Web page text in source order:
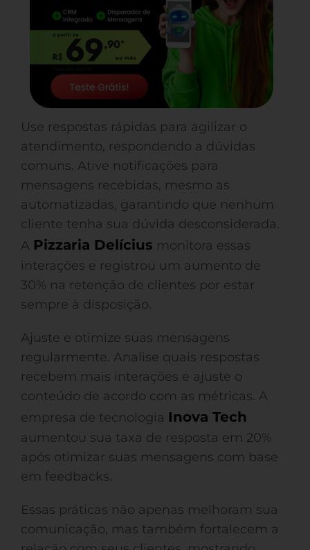
Use respostas rápidas para agilizar o
atendimento, respondendo a dúvidas
comuns. Ative notificações para
mensagens recebidas, mesmo as
automatizadas, garantindo que nenhum
cliente tenha sua dúvida desconsiderada.
A Pizzaria Delícius monitora essas
interações e registrou um aumento de
30% na retenção de clientes por estar
sempre à disposição.
Ajuste e otimize suas mensagens
regularmente. Analise quais respostas
recebem mais interações e ajuste o
conteúdo de acordo com as métricas. A
empresa de tecnologia Inova Tech
aumentou sua taxa de resposta em 20%
após otimizar suas mensagens com base
em feedbacks.
Essas práticas não apenas melhoram sua
comunicação, mas também fortalecem a